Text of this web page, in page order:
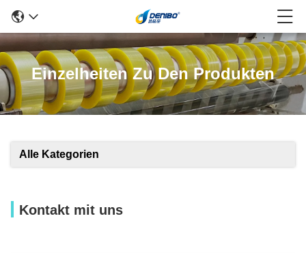
Einzelheiten Zu Den Produkten
Alle Kategorien
Kontakt mit uns